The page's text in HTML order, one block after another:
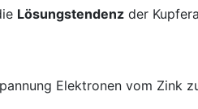
Lösungstendenz der
Elektronen vom